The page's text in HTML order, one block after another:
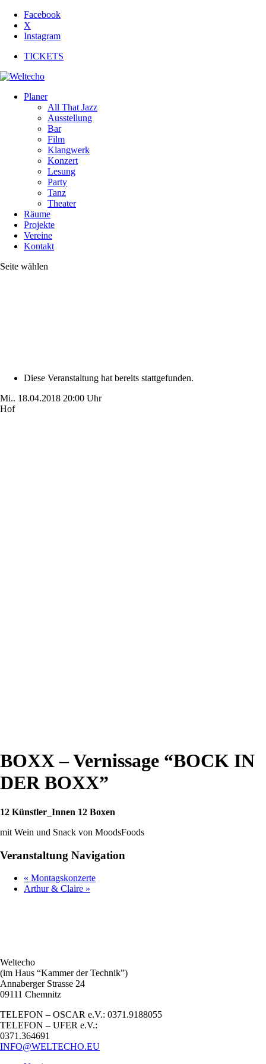
Facebook
X
Instagram
TICKETS
Planer
All That Jazz
Ausstellung
Bar
Film
Klangwerk
Konzert
Lesung
Party
Tanz
Theater
Räume
Projekte
Vereine
Kontakt
Seite wählen
Diese Veranstaltung hat bereits stattgefunden.
Mi.. 18.04.2018 20:00 Uhr
Hof
BOXX – Vernissage “BOCK IN
DER BOXX”
12 Künstler_Innen 12 Boxen
mit Wein und Snack von MoodsFoods
Veranstaltung Navigation
« Montagskonzerte
Arthur & Claire »
Weltecho
(im Haus “Kammer der Technik”)
Annaberger Strasse 24
09111 Chemnitz
TELEFON – OSCAR e.V.: 0371.9188055
TELEFON – UFER e.V.:
0371.364691
INFO@WELTECHO.EU